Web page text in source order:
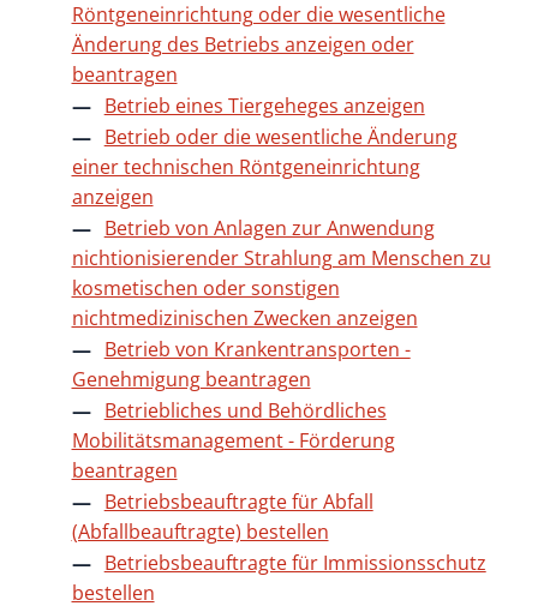
Röntgeneinrichtung oder die wesentliche
Änderung des Betriebs anzeigen oder
beantragen
Betrieb eines Tiergeheges anzeigen
Betrieb oder die wesentliche Änderung
einer technischen Röntgeneinrichtung
anzeigen
Betrieb von Anlagen zur Anwendung
nichtionisierender Strahlung am Menschen zu
kosmetischen oder sonstigen
nichtmedizinischen Zwecken anzeigen
Betrieb von Krankentransporten -
Genehmigung beantragen
Betriebliches und Behördliches
Mobilitätsmanagement - Förderung
beantragen
Betriebsbeauftragte für Abfall
(Abfallbeauftragte) bestellen
Betriebsbeauftragte für Immissionsschutz
bestellen